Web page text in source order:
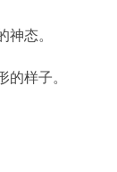
态。
样子。